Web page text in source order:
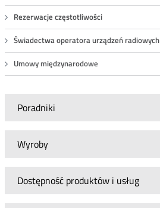
Rezerwacje częstotliwości
Świadectwa operatora urządzeń radiowych
Umowy międzynarodowe
Poradniki
Wyroby
Dostępność produktów i usług